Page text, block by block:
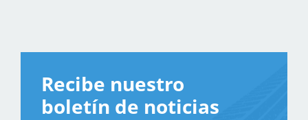
Recibe nuestro
boletín de noticias